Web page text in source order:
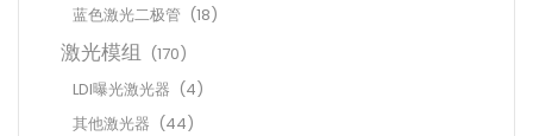
蓝色激光二极管 (18)
激光模组 (170)
LDI曝光激光器 (4)
其他激光器 (44)